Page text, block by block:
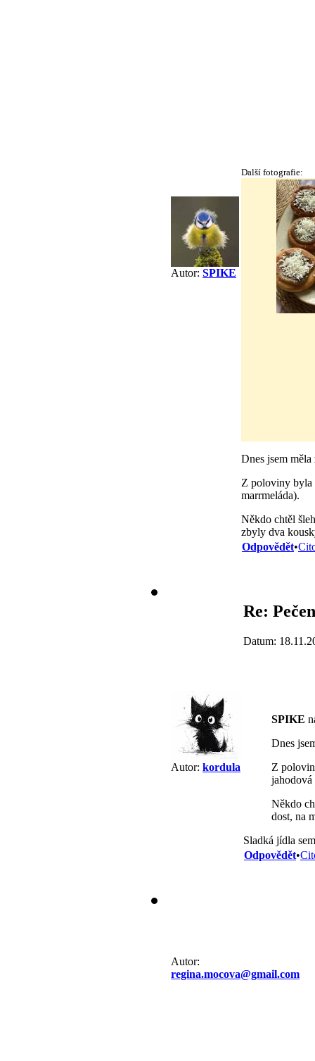
Autor: SPIKE
Další fotografie:
Dnes jsem
Z poloviny byla
marrmeláda).
Někdo chtěl
zbyly dva
Odpovědět•
Autor: kordula
Re:
Datum:
SPIKE
Dnes
Z
jahodová
Někdo
dost, na
Sladká jídla
Odpovědět•
Autor:
regina.mocova@gmail.com